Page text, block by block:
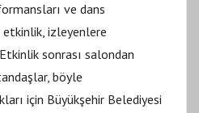
ve dans
izleyenlere
sonrası salondan
böyle
için Büyükşehir Belediyesi